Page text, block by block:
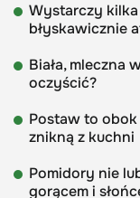
Wystarczy
błyskawicznie
Biała, mleczna
oczyścić?
Postaw to
znikną z kuchni
Pomidory nie
gorącem i